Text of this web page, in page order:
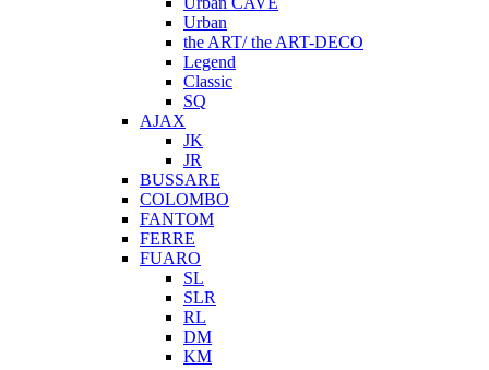
Urban
the ART/ the ART-DECO
Legend
Classic
SQ
AJAX
JK
JR
BUSSARE
COLOMBO
FANTOM
FERRE
FUARO
SL
SLR
RL
DM
KM